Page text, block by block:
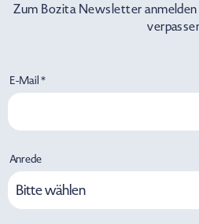
Zum Bozita Newsletter
E-Mail *
Anrede
Bitte wählen